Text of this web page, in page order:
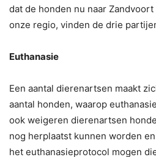
dat de honden nu naar
onze regio, vinden de drie
Euthanasie
Een aantal dierenartsen maakt
aantal honden, waarop
ook weigeren dierenartsen
nog herplaatst kunnen worden
het euthanasieprotocol mogen